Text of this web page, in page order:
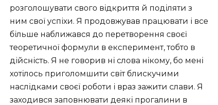
розголошувати свого відкриття й поділяти з
ним свої успіхи. Я продовжував працювати і все
більше наближався до перетворення своєї
теоретичної формули в експеримент, тобто в
дійсність. Я не говорив ні слова нікому, бо мені
хотілось приголомшити світ блискучими
наслідками своєї роботи і враз зажити слави. Я
заходився заповнювати деякі прогалини в